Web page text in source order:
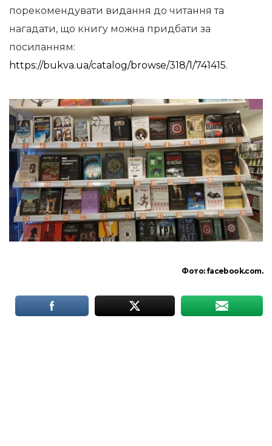
порекомендувати видання до читання та
нагадати, що книгу можна придбати за
посиланням:
https://bukva.ua/catalog/browse/318/1/741415.
Фото:facebook.com.